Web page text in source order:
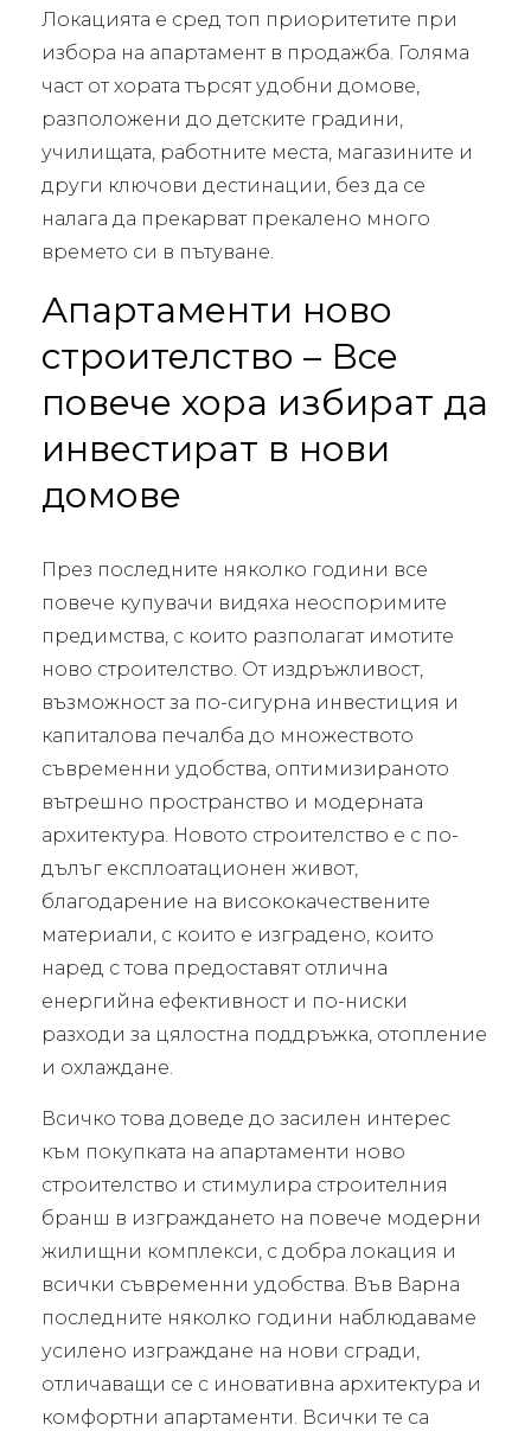
Локацията е сред топ приоритетите при
избора на апартамент в продажба. Голяма
част от хората търсят удобни домове,
разположени до детските градини,
училищата, работните места, магазините и
други ключови дестинации, без да се
налага да прекарват прекалено много
времето си в пътуване.
Апартаменти ново
строителство – Все
повече хора избират да
инвестират в нови
домове
През последните няколко години все
повече купувачи видяха неоспоримите
предимства, с които разполагат имотите
ново строителство. От издръжливост,
възможност за по-сигурна инвестиция и
капиталова печалба до множеството
съвременни удобства, оптимизираното
вътрешно пространство и модерната
архитектура. Новото строителство е с по-
дълъг експлоатационен живот,
благодарение на висококачествените
материали, с които е изградено, които
наред с това предоставят отлична
енергийна ефективност и по-ниски
разходи за цялостна поддръжка, отопление
и охлаждане.
Всичко това доведе до засилен интерес
към покупката на апартаменти ново
строителство и стимулира строителния
бранш в изграждането на повече модерни
жилищни комплекси, с добра локация и
всички съвременни удобства. Във Варна
последните няколко години наблюдаваме
усилено изграждане на нови сгради,
отличаващи се с иновативна архитектура и
комфортни апартаменти. Всички те са